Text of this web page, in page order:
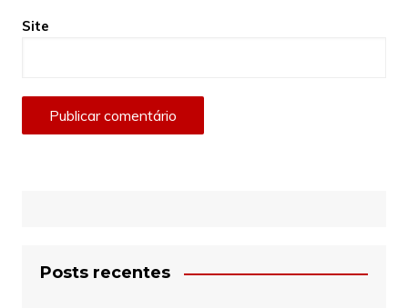
Site
Posts recentes